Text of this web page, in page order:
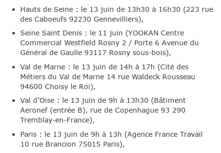
Hauts de Seine : le 13 juin de 13h30 à 16h30 (223 rue
des Caboeufs 92230 Gennevilliers),
Seine Saint Denis : le 11 juin (YOOKAN Centre
Commercial Westfield Rosny 2 / Porte 6 Avenue du
Général de Gaulle 93117 Rosny sous-bois),
Val de Marne : le 13 juin de 14h à 17h (Cité des
Métiers du Val de Marne 14 rue Waldeck Rousseau
94600 Choisy le Roi),
Val d’Oise : le 13 juin de 9h à 13h30 (Bâtiment
Aeronef (entrée B), rue de Copenhague 93 290
Tremblay-en-France),
Paris : le 13 juin de 9h à 13h (Agence France Travail
10 rue Brancion 75015 Paris),